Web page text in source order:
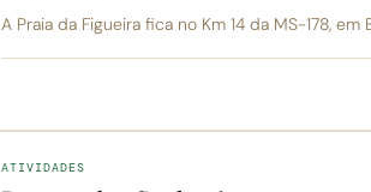
A Praia da Figueira fica no Km 14 da MS-178,
ATIVIDADES